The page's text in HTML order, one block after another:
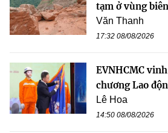
tạm ở vùng
Văn Thanh
17:32 08/08/2026
EVNHCMC
chương Lao
Lê Hoa
14:50 08/08/2026